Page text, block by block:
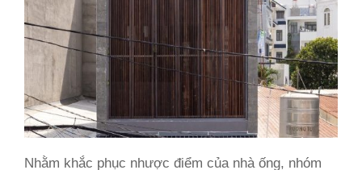
Nhằm khắc phục nhược điểm của nhà ống, nhóm